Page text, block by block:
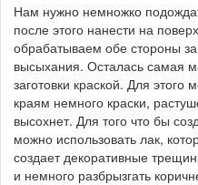
Нам нужно немножко
после этого нанести на
обрабатываем обе стороны
высыхания. Осталась самая
заготовки краской. Для этого
краям немного краски,
высохнет. Для того что бы
можно использовать лак,
создает декоративные
и немного разбрызгать